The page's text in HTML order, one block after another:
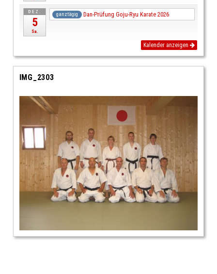
DEZ.
5
Sa.
ganztägig Dan-Prüfung Goju-Ryu Karate 2026
Kalender anzeigen
IMG_2303